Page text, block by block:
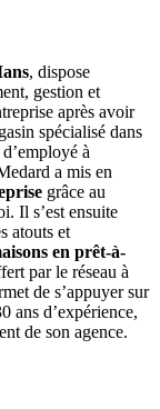
, dispose
gestion et
après avoir
spécialisé dans
à
a mis en
grâce au
Il s’est ensuite
atouts et
en prêt-à-
par le réseau à
de s’appuyer sur
ans d’expérience,
de son agence.